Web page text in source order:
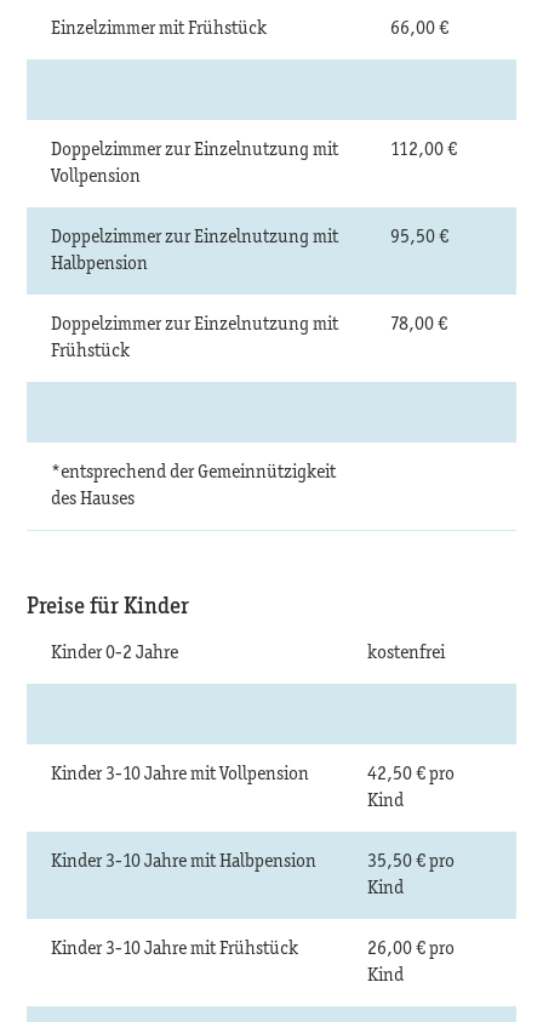
Einzelzimmer mit Frühstück 66,00 €
Doppelzimmer zur Einzelnutzung mit
Vollpension
112,00 €
Doppelzimmer zur Einzelnutzung mit
Halbpension
95,50 €
Doppelzimmer zur Einzelnutzung mit
Frühstück
78,00 €
*entsprechend der Gemeinnützigkeit
des Hauses
Preise für Kinder
Kinder 0-2 Jahre kostenfrei
Kinder 3-10 Jahre mit Vollpension
42,50 € pro
Kind
Kinder 3-10 Jahre mit Halbpension
35,50 € pro
Kind
Kinder 3-10 Jahre mit Frühstück
26,00 € pro
Kind